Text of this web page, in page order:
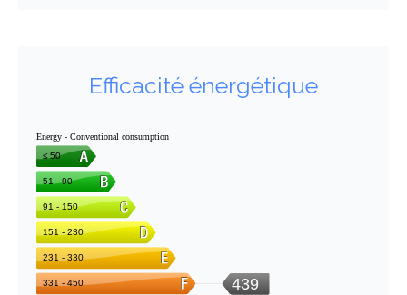
Efficacité énergétique